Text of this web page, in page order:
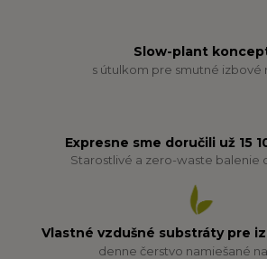
Slow-plant
s útulkom pre smutné izbové
Expresne sme doručili už 15
Starostlivé a zero-waste balenie
Vlastné vzdušné substráty pre
denne čerstvo namiešané